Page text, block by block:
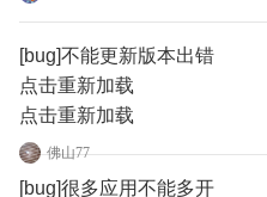
[bug]不能更新版本出错
点击重新加载
点击重新加载
佛山77
[bug]很多应用不能多开